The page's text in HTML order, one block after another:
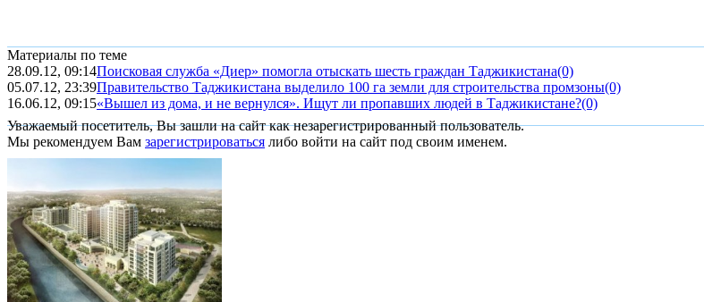
Материалы по теме
28.09.12, 09:14Поисковая служба «Диер» помогла отыскать шесть граждан Таджикистана(0)
05.07.12, 23:39Правительство Таджикистана выделило 100 га земли для строительства промзоны(0)
16.06.12, 09:15«Вышел из дома, и не вернулся». Ищут ли пропавших людей в Таджикистане?(0)
Уважаемый посетитель, Вы зашли на сайт как незарегистрированный пользователь.
Мы рекомендуем Вам зарегистрироваться либо войти на сайт под своим именем.